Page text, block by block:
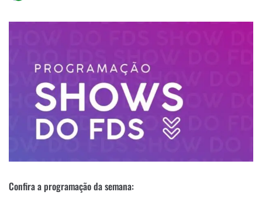
Confira a programação da semana: